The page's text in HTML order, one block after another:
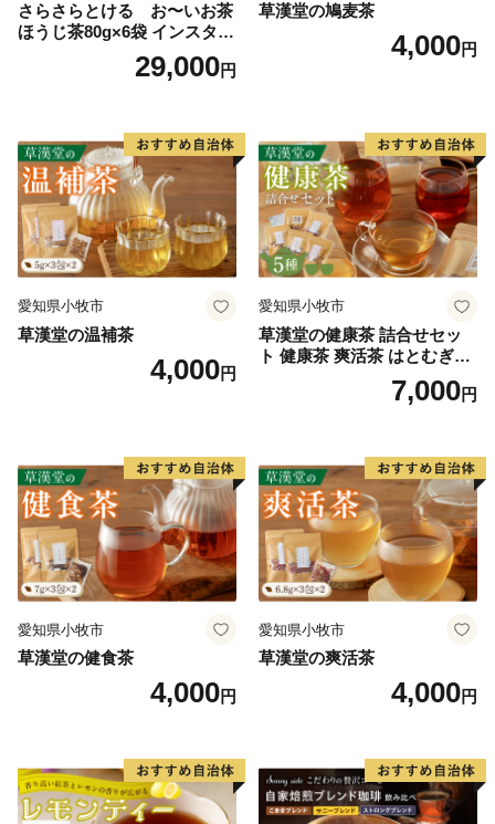
さらさらとける お〜いお茶
ほうじ茶80g×6袋 インスタン
トほうじ茶 粉末ほうじ茶 粉
末茶 おーいお茶 粉末緑茶
29,000円
草漢堂の鳩麦茶
4,000円
愛知県小牧市
草漢堂の温補茶
4,000円
愛知県小牧市
草漢堂の健康茶 詰合せセッ
ト 健康茶 爽活茶 はとむぎ茶
温補茶 健食茶 和漢紅茶 お茶
7,000円
愛知県小牧市
草漢堂の健食茶
4,000円
愛知県小牧市
草漢堂の爽活茶
4,000円